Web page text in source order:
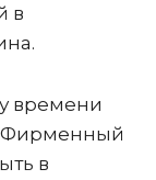
в
времени
Фирменный
в